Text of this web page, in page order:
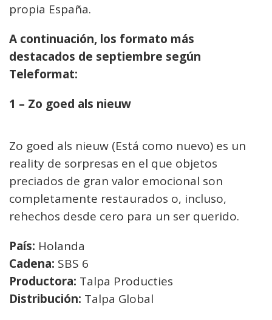
propia España.
A continuación, los formato más
destacados de septiembre según
Teleformat:
1 – Zo goed als nieuw
Zo goed als nieuw (Está como nuevo) es un
reality de sorpresas en el que objetos
preciados de gran valor emocional son
completamente restaurados o, incluso,
rehechos desde cero para un ser querido.
País: Holanda
Cadena: SBS 6
Productora: Talpa Producties
Distribución: Talpa Global